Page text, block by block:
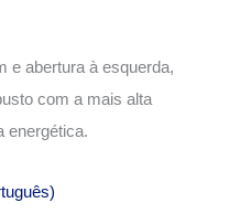
e abertura à esquerda,
com a mais alta
energética.